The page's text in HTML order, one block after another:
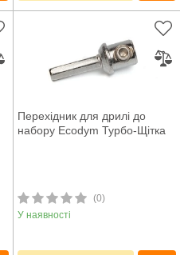
Перехідник для дрилі до
набору Ecodym Турбо-Щітка
(0)
У наявності